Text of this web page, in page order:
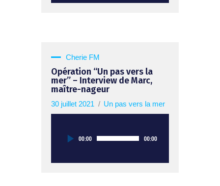
Cherie FM
Opération “Un pas vers la
mer” – Interview de Marc,
maître-nageur
30 juillet 2021 Un pas vers la mer
Lecteur
audio
00:00 00:00